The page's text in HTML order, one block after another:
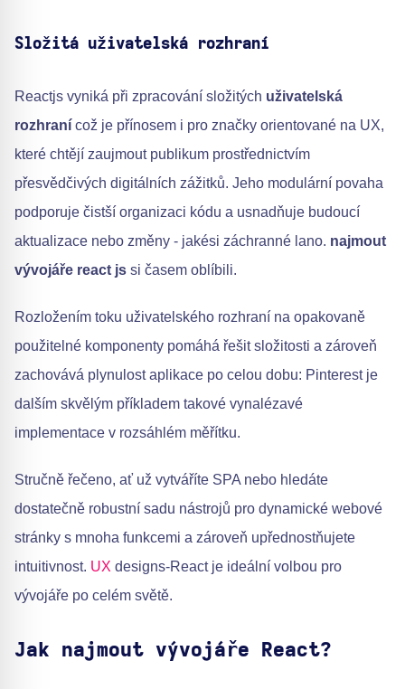
Složitá uživatelská rozhraní
Reactjs vyniká při zpracování složitých uživatelská
rozhraní což je přínosem i pro značky orientované na UX,
které chtějí zaujmout publikum prostřednictvím
přesvědčivých digitálních zážitků. Jeho modulární povaha
podporuje čistší organizaci kódu a usnadňuje budoucí
aktualizace nebo změny - jakési záchranné lano. najmout
vývojáře react js si časem oblíbili.
Rozložením toku uživatelského rozhraní na opakovaně
použitelné komponenty pomáhá řešit složitosti a zároveň
zachovává plynulost aplikace po celou dobu: Pinterest je
dalším skvělým příkladem takové vynalézavé
implementace v rozsáhlém měřítku.
Stručně řečeno, ať už vytváříte SPA nebo hledáte
dostatečně robustní sadu nástrojů pro dynamické webové
stránky s mnoha funkcemi a zároveň upřednostňujete
intuitivnost. UX designs-React je ideální volbou pro
vývojáře po celém světě.
Jak najmout vývojáře React?